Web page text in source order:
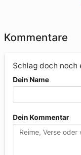
Kommentare
Schlag doch noch
Dein Name
Dein Kommentar